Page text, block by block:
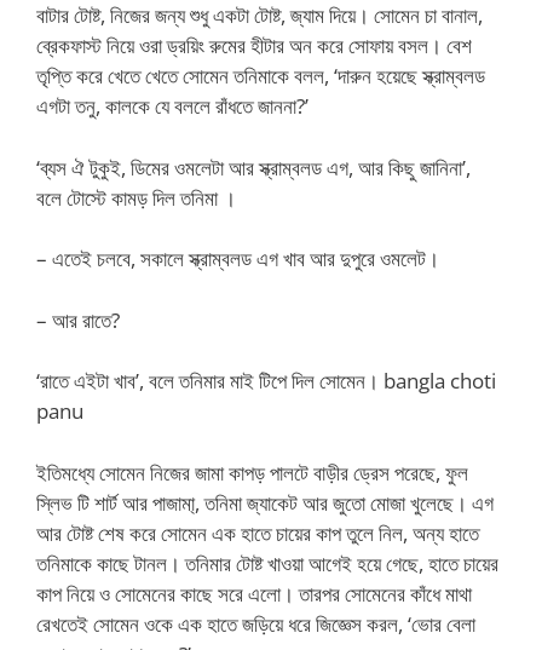
বাটার টোষ্ট, নিজের জন্য শুধু একটা টোষ্ট, জ্যাম দিয়ে। সোমেন চা বানাল,
ব্রেকফাস্ট নিয়ে ওরা ড্রয়িং রুমের হীটার অন করে সোফায় বসল। বেশ
তৃপ্তি করে খেতে খেতে সোমেন তনিমাকে বলল, ‘দারুন হয়েছে স্ক্রাম্বলড
এগটা তনু, কালকে যে বললে রাঁধতে জাননা?’
‘ব্যস ঐ টুকুই, ডিমের ওমলেটা আর স্ক্রাম্বলড এগ, আর কিছু জানিনা’,
বলে টোস্টে কামড় দিল তনিমা ।
– এতেই চলবে, সকালে স্ক্রাম্বলড এগ খাব আর দুপুরে ওমলেট।
– আর রাতে?
‘রাতে এইটা খাব’, বলে তনিমার মাই টিপে দিল সোমেন। bangla choti
panu
ইতিমধ্যে সোমেন নিজের জামা কাপড় পালটে বাড়ীর ড্রেস পরেছে, ফুল
স্লিভ টি শার্ট আর পাজামা্, তনিমা জ্যাকেট আর জুতো মোজা খুলেছে। এগ
আর টোষ্ট শেষ করে সোমেন এক হাতে চায়ের কাপ তুলে নিল, অন্য হাতে
তনিমাকে কাছে টানল। তনিমার টোষ্ট খাওয়া আগেই হয়ে গেছে, হাতে চায়ের
কাপ নিয়ে ও সোমেনের কাছে সরে এলো। তারপর সোমেনের কাঁধে মাথা
রেখতেই সোমেন ওকে এক হাতে জড়িয়ে ধরে জিজ্ঞেস করল, ‘ভোর বেলা